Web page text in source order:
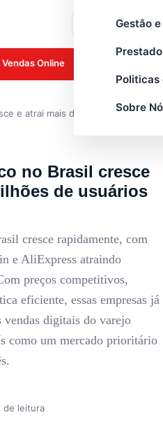
Gestão
Politicas
Sobre
Vendas Online
e atrai mais de 7 milhões de
no Brasil cresce
de usuários
cresce rapidamente, com
e AliExpress atraindo
preços competitivos,
eficiente, essas empresas já
vendas digitais do varejo
como um mercado prioritário
de leitura